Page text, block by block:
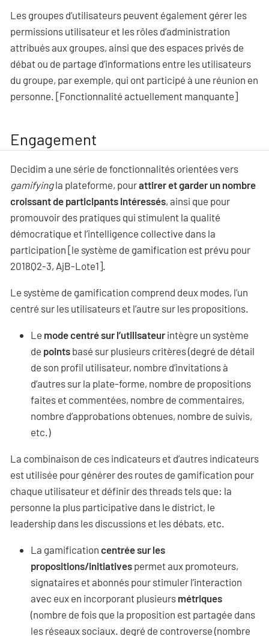
Les groupes d’utilisateurs peuvent également gérer les
permissions utilisateur et les rôles d’administration
attribués aux groupes, ainsi que des espaces privés de
débat ou de partage d’informations entre les utilisateurs
du groupe, par exemple, qui ont participé à une réunion en
personne. [Fonctionnalité actuellement manquante]
Engagement
Decidim a une série de fonctionnalités orientées vers
gamifyingla plateforme, pourattirer et garder un nombre
croissant de participants intéressés, ainsi que pour
promouvoir des pratiques qui stimulent la qualité
démocratique et l’intelligence collective dans la
participation [le système de gamification est prévu pour
2018Q2-3, AjB-Lote1].
Le système de gamification comprend deux modes, l’un
centré sur les utilisateurs et l’autre sur les propositions.
Le mode centré sur l’utilisateur intègre un système
de points basé sur plusieurs critères (degré de détail
de son profil utilisateur, nombre d’invitations à
d’autres sur la plate-forme, nombre de propositions
faites et commentées, nombre de commentaires,
nombre d’approbations obtenues, nombre de suivis,
etc.)
La combinaison de ces indicateurs et d’autres indicateurs
est utilisée pour générer des routes de gamification pour
chaque utilisateur et définir des threads tels que: la
personne la plus participative dans le district, le
leadership dans les discussions et les débats, etc.
La gamification centrée sur les
propositions/initiatives permet aux promoteurs,
signataires et abonnés pour stimuler l’interaction
avec eux en incorporant plusieurs métriques
(nombre de fois que la proposition est partagée dans
les réseaux sociaux. degré de controverse (nombre